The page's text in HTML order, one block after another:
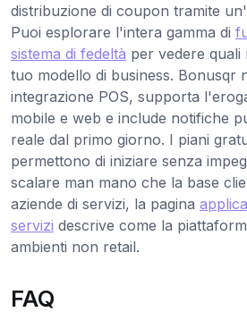
distribuzione di coupon tramite
Puoi esplorare l'intera gamma di
sistema di fedeltà per vedere quali
tuo modello di business. Bonusqr
integrazione POS, supporta
mobile e web e include notifiche
reale dal primo giorno. I piani
permettono di iniziare senza
scalare man mano che la base
aziende di servizi, la pagina
servizi descrive come la
ambienti non retail.
FAQ